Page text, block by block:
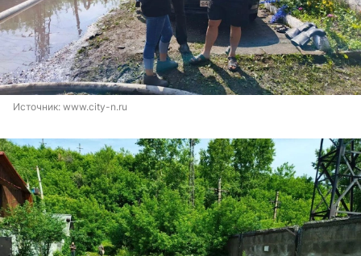
Источник: www.city-n.ru